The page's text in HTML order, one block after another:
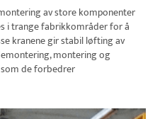
av store komponenter
i trange fabrikkområder for å
kranene gir stabil løfting av
montering og
de forbedrer